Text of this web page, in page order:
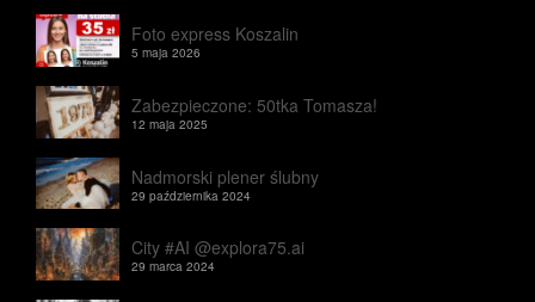
Foto express Koszalin
5 maja 2026
Zabezpieczone: 50tka Tomasza!
12 maja 2025
Nadmorski plener ślubny
29 października 2024
City #AI @explora75.ai
29 marca 2024